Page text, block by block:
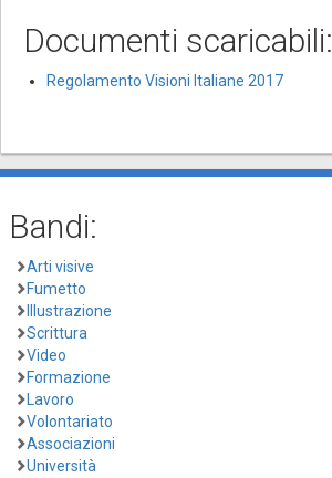
Documenti scaricabili:
Regolamento Visioni Italiane 2017
Bandi:
Arti visive
Fumetto
Illustrazione
Scrittura
Video
Formazione
Lavoro
Volontariato
Associazioni
Università